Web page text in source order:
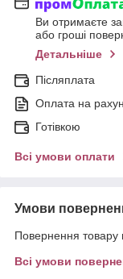
Ви отримаєте
або гроші
Детальніше
Післяплата
Оплата на
Готівкою
Всі умови оплати
Умови
Повернення товару
Всі умови